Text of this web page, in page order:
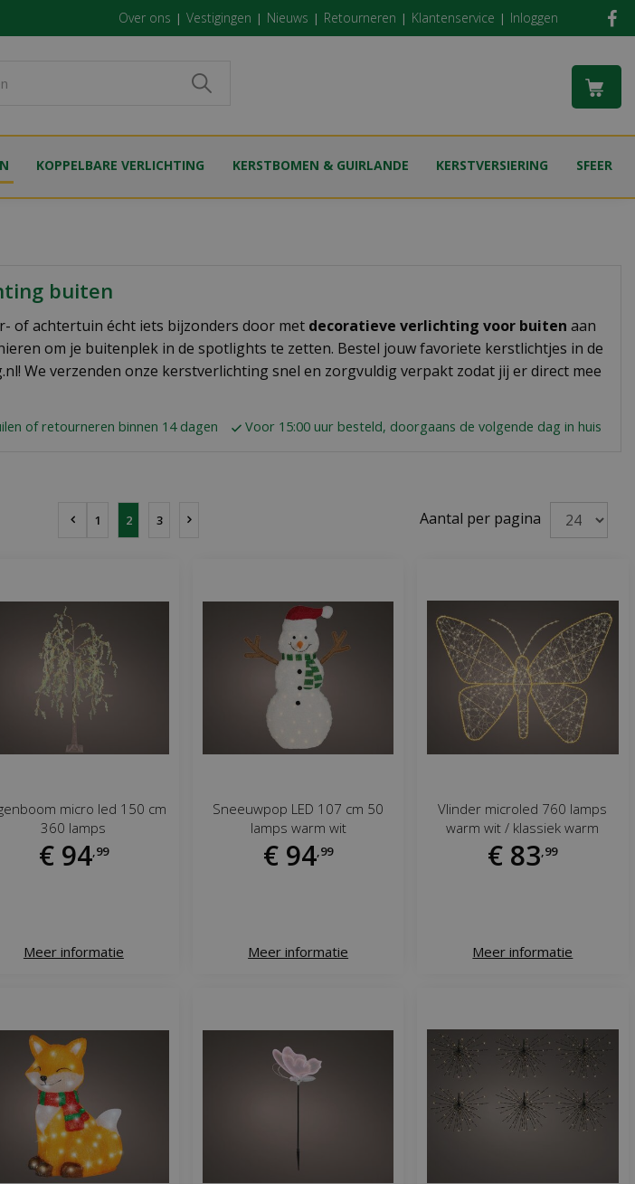
Over ons Vestigingen Nieuws Retourneren Klantenservice Inloggen
KOPPELBARE VERLICHTING KERSTBOMEN & GUIRLANDE KERSTVERSIERING SFEER
buiten
of achtertuin écht iets bijzonders door met decoratieve verlichting voor buiten aan
om je buitenplek in de spotlights te zetten. Bestel jouw favoriete kerstlichtjes in de
We verzenden onze kerstverlichting snel en zorgvuldig verpakt zodat jij er direct mee
of retourneren binnen 14 dagen Voor 15:00 uur besteld, doorgaans de volgende dag in huis
Aantal per pagina
1 2 3
micro led 150 cm
360 lamps
€ 94 99
Meer informatie
Sneeuwpop LED 107 cm 50
lamps warm wit
€ 94 99
Meer informatie
Vlinder microled 760 lamps
warm wit / klassiek warm
€ 83 99
Meer informatie